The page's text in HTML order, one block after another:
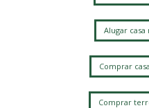
Alugar casa
Comprar
Comprar